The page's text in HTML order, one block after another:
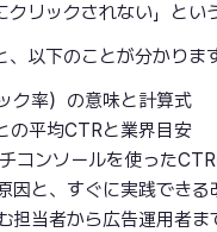
クリックされない」とい
以下のことが分かりま
ク率）の意味と計算式
の平均CTRと業界目安
コンソールを使った
因と、すぐに実践できる
担当者から広告運用者